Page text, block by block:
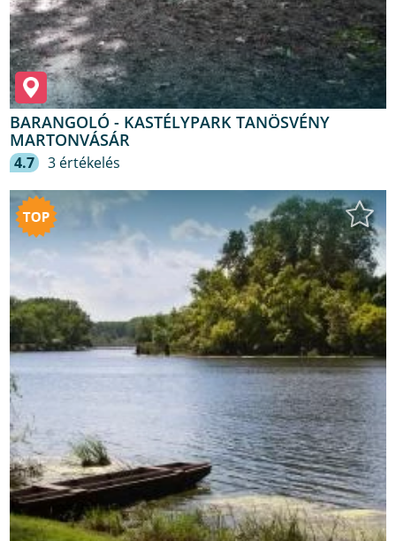
BARANGOLÓ - KASTÉLYPARK TANÖSVÉNY
MARTONVÁSÁR
4.7 3 értékelés